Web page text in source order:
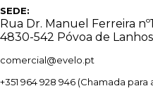
SEDE:
Rua Dr. Manuel Ferreira
4830-542 Póvoa de
comercial@evelo.pt
+351 964 928 946 (Chamada para